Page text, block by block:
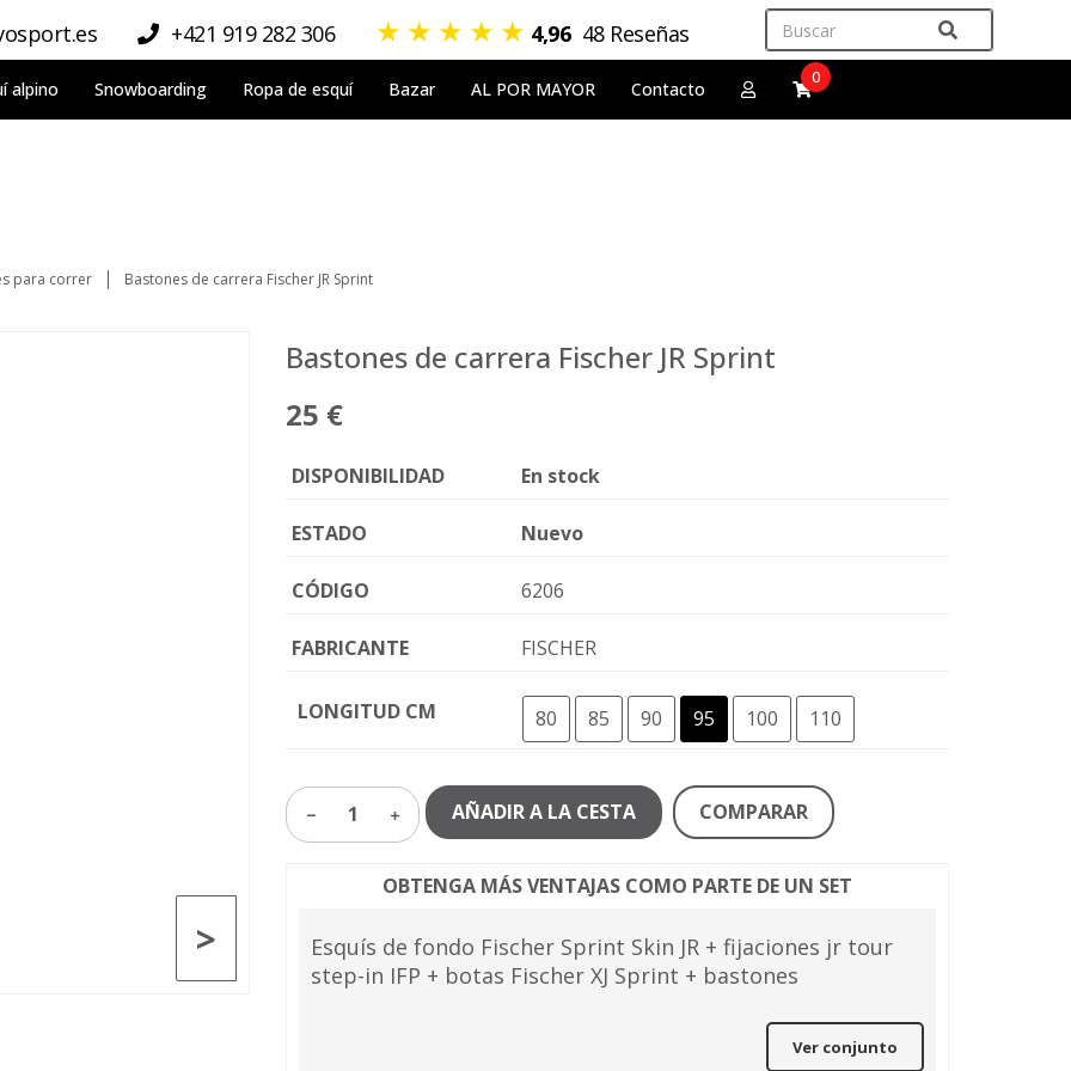
+421 919 282 306 ★ ★ ★ ★ ★ 4,96 48 Reseñas
alpino Snowboarding Ropa de esquí Bazar AL POR MAYOR Contacto
0
para correr Bastones de carrera Fischer JR Sprint
>
Bastones de carrera Fischer JR Sprint
25 €
DISPONIBILIDAD En stock
ESTADO Nuevo
CÓDIGO 6206
FABRICANTE FISCHER
LONGITUD CM 80 85 90 95 100 110
1 AÑADIR A LA CESTA COMPARAR
OBTENGA MÁS VENTAJAS COMO PARTE DE UN SET
Esquís de fondo Fischer Sprint Skin JR + fijaciones jr tour
step-in IFP + botas Fischer XJ Sprint + bastones
Ver conjunto